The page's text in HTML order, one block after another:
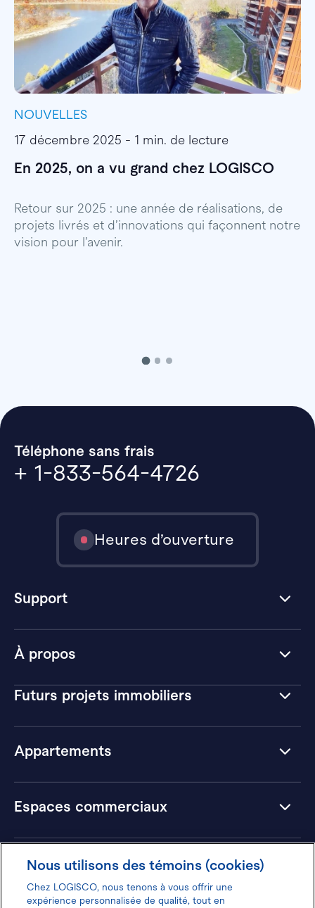
NOUVELLES
17 décembre 2025 - 1 min. de lecture
En 2025, on a vu grand chez LOGISCO
Retour sur 2025 : une année de réalisations, de
projets livrés et d’innovations qui façonnent notre
vision pour l’avenir.
À propos
Futurs projets immobiliers
Appartements
Espaces commerciaux
Hôtels
Téléphone sans frais
+ 1-833-564-4726
Heures d’ouverture
Support
Nous utilisons des témoins (cookies)
Chez LOGISCO, nous tenons à vous offrir une
expérience personnalisée de qualité, tout en